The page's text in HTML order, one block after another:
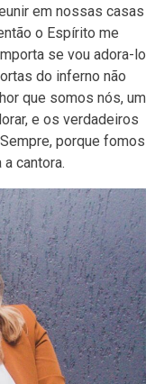
em nossas casas
o Espírito me
se vou adora-lo
do inferno não
que somos nós, um
e os verdadeiros
porque fomos
cantora.